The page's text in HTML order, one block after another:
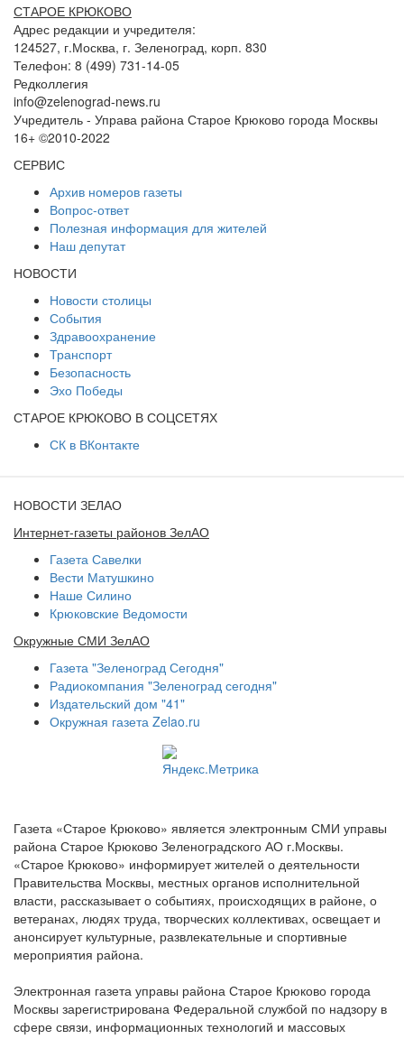
СТАРОЕ КРЮКОВО
Адрес редакции и учредителя:
124527, г.Москва, г. Зеленоград, корп. 830
Телефон: 8 (499) 731-14-05
Редколлегия
info@zelenograd-news.ru
Учредитель - Управа района Старое Крюково города Москвы
16+ ©2010-2022
СЕРВИС
Архив номеров газеты
Вопрос-ответ
Полезная информация для жителей
Наш депутат
НОВОСТИ
Новости столицы
События
Здравоохранение
Транспорт
Безопасность
Эхо Победы
СТАРОЕ КРЮКОВО В СОЦСЕТЯХ
СК в ВКонтакте
НОВОСТИ ЗЕЛАО
Интернет-газеты районов ЗелАО
Газета Савелки
Вести Матушкино
Наше Силино
Крюковские Ведомости
Окружные СМИ ЗелАО
Газета "Зеленоград Сегодня"
Радиокомпания "Зеленоград сегодня"
Издательский дом "41"
Окружная газета Zelao.ru
Газета «Старое Крюково» является электронным СМИ управы
района Старое Крюково Зеленоградского АО г.Москвы.
«Старое Крюково» информирует жителей о деятельности
Правительства Москвы, местных органов исполнительной
власти, рассказывает о событиях, происходящих в районе, о
ветеранах, людях труда, творческих коллективах, освещает и
анонсирует культурные, развлекательные и спортивные
мероприятия района.
Электронная газета управы района Старое Крюково города
Москвы зарегистрирована Федеральной службой по надзору в
сфере связи, информационных технологий и массовых